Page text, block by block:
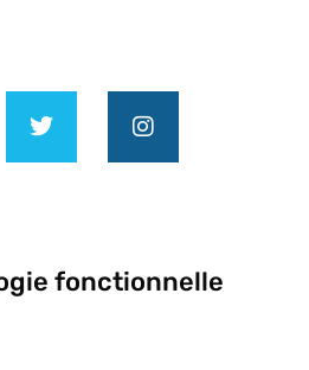
fonctionnelle